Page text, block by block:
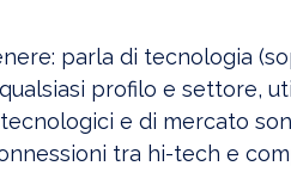
parla di tecnologia
profilo e settore,
e di mercato
tra hi-tech e